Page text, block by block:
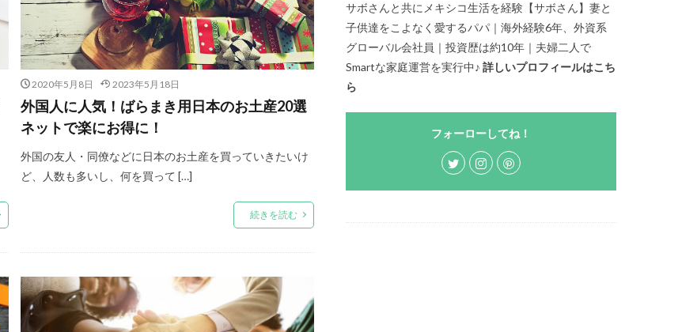
2020年5月8日 2023年5月18日
外国人に人気！ばらまき用日本のお土産20選
ネットで楽にお得に！
外国の友人・同僚などに日本のお土産を買っていきたいけ
ど、人数も多いし、何を買って […]
続きを読む
サボさんと共にメキシコ生活を経験【サボさん】妻と
子供達をこよなく愛するパパ｜海外経験6年、外資系
グローバル会社員｜投資歴は約10年｜夫婦二人で
Smartな家庭運営を実行中♪ 詳しいプロフィールはこち
ら
フォーローしてね！